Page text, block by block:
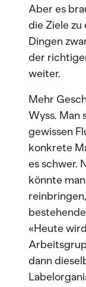
Aber es
die Ziele
Dingen
der
weiter.
Mehr
Wyss. Man
gewissen
konkrete
es schwer.
könnte
«Heute
dann